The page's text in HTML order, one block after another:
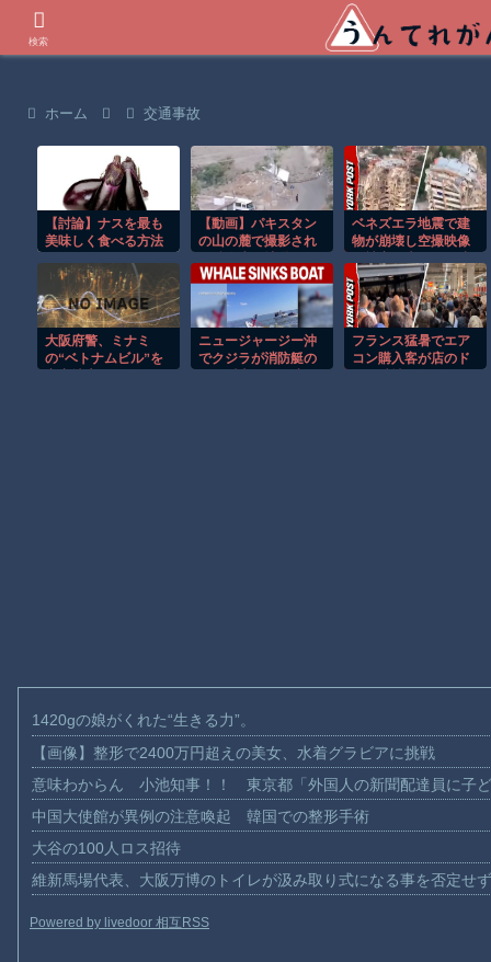
ホーム 交通事故
【討論】ナスを最も
美味しく食べる方法
【動画】パキスタン
の山の麓で撮影され
る。
ベネズエラ地震で建
物が崩壊し空撮映像
る。
大阪府警、ミナミ
の“ベトナムビル”を
ニュージャージー沖
でクジラが消防艇の
フランス猛暑でエア
コン購入客が店のド
1420gの娘がくれた“生きる力”。
【画像】整形で2400万円超えの美女、水着グラビアに挑戦
意味わからん 小池知事！！ 東京都「外国人の新聞配達員に子
中国大使館が異例の注意喚起 韓国での整形手術
大谷の100人ロス招待
維新馬場代表、大阪万博のトイレが汲み取り式になる事を否定せ
Powered by livedoor 相互RSS
検索